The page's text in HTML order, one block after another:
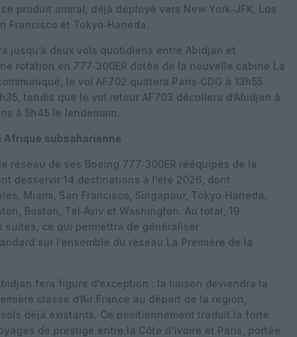
produit amiral, déjà déployé vers New York‑JFK, Los
Francisco et Tokyo‑Haneda.
jusqu’à deux vols quotidiens entre Abidjan et
rotation en 777‑300ER dotée de la nouvelle cabine La
le vol AF702 quittera Paris‑CDG à 13h55
tandis que le vol retour AF703 décollera d’Abidjan à
à 5h45 le lendemain.
Afrique subsaharienne
réseau de ses Boeing 777‑300ER rééquipés de la
desservir 14 destinations à l’été 2026, dont
Miami, San Francisco, Singapour, Tokyo‑Haneda,
Boston, Tel‑Aviv et Washington. Au total, 19
suites, ce qui permettra de généraliser
sur l’ensemble du réseau La Première de la
fera figure d’exception : la liaison deviendra la
classe d’Air France au départ de la région,
déjà existants. Ce positionnement traduit la forte
de prestige entre la Côte d’Ivoire et Paris, portée